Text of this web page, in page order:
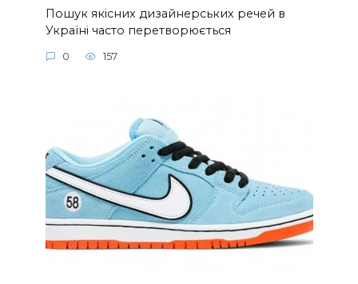
Пошук якісних дизайнерських речей в
Україні часто перетворюється
0 157